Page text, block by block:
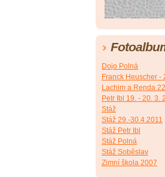
Dojo Polná
Franck Heuscher -
Lachim a Renda
Petr Ibl 19. - 20. 3.
Stáž
Stáž 29.-30.4.2011
Stáž Petr Ibl
Stáž Polná
Stáž Soběslav
Zimní škola 2007